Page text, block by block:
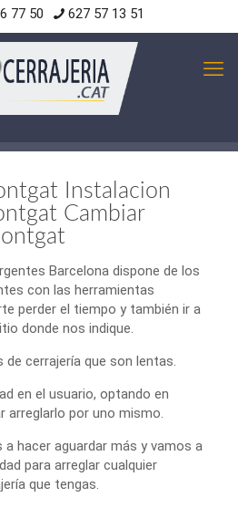
77 50 627 57 13 51
Instalacion
Cambiar
Barcelona dispone de los
con las herramientas
perder el tiempo y también ir a
donde nos indique.
de cerrajería que son lentas.
en el usuario, optando en
arreglarlo por uno mismo.
hacer aguardar más y vamos a
para arreglar cualquier
que tengas.